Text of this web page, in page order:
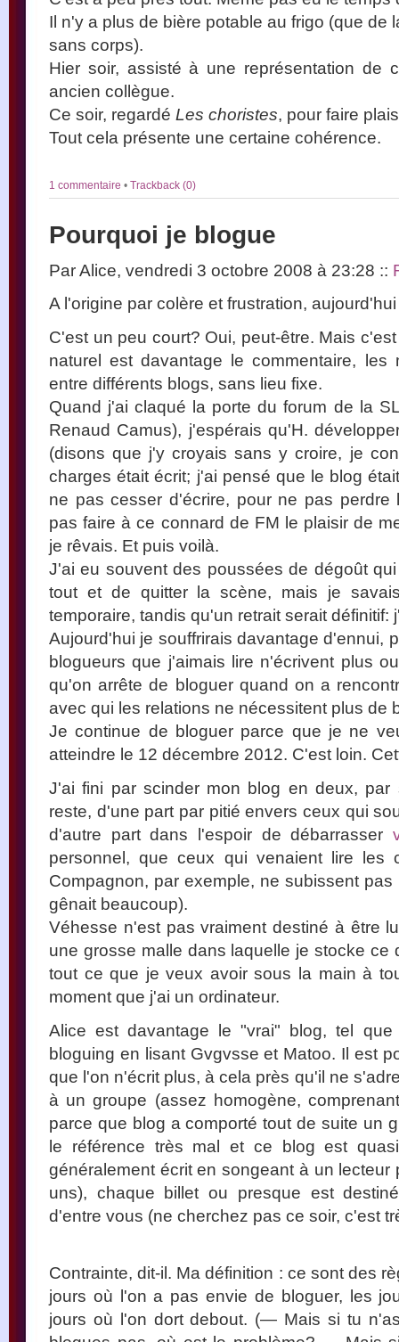
Il n'y a plus de bière potable au frigo (que de
sans corps).
Hier soir, assisté à une représentation de
ancien collègue.
Ce soir, regardé Les choristes, pour faire
Tout cela présente une certaine cohérence.
1 commentaire • Trackback (0)
Pourquoi je blogue
Par Alice, vendredi 3 octobre 2008 à 23:28 ::
A l'origine par colère et frustration,
C'est un peu court? Oui, peut-être. Mais
naturel est davantage le commentaire, les
entre différents blogs, sans lieu fixe.
Quand j'ai claqué la porte du forum de la
Renaud Camus), j'espérais qu'H.
(disons que j'y croyais sans y croire, je
charges était écrit; j'ai pensé que le blog
ne pas cesser d'écrire, pour ne pas perdre
pas faire à ce connard de FM le plaisir de
je rêvais. Et puis voilà.
J'ai eu souvent des poussées de dégoût
tout et de quitter la scène, mais je
temporaire, tandis qu'un retrait serait
Aujourd'hui je souffrirais davantage d'ennui,
blogueurs que j'aimais lire n'écrivent plus
qu'on arrête de bloguer quand on a
avec qui les relations ne nécessitent plus de
Je continue de bloguer parce que je ne
atteindre le 12 décembre 2012. C'est loin.
J'ai fini par scinder mon blog en deux, par
reste, d'une part par pitié envers ceux qui
d'autre part dans l'espoir de débarrasser
personnel, que ceux qui venaient lire les
Compagnon, par exemple, ne subissent
gênait beaucoup).
Véhesse n'est pas vraiment destiné à être
une grosse malle dans laquelle je stocke
tout ce que je veux avoir sous la main à
moment que j'ai un ordinateur.
Alice est davantage le "vrai" blog, tel
bloguing en lisant Gvgvsse et Matoo. Il est
que l'on n'écrit plus, à cela près qu'il ne
à un groupe (assez homogène,
parce que blog a comporté tout de suite un
le référence très mal et ce blog est
généralement écrit en songeant à un lecteur
uns), chaque billet ou presque est
d'entre vous (ne cherchez pas ce soir, c'est
Contrainte, dit-il. Ma définition : ce sont des
jours où l'on a pas envie de bloguer, les
jours où l'on dort debout. (— Mais si tu